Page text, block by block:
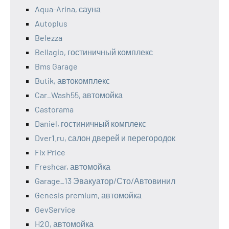
Aqua-Arina, сауна
Autoplus
Belezza
Bellagio, гостиничный комплекс
Bms Garage
Butik, автокомплекс
Car_Wash55, автомойка
Castorama
Daniel, гостиничный комплекс
Dver1.ru, салон дверей и перегородок
Fix Price
Freshcar, автомойка
Garage_13 Эвакуатор/Сто/Автовинил
Genesis premium, автомойка
GevService
H2O, автомойка